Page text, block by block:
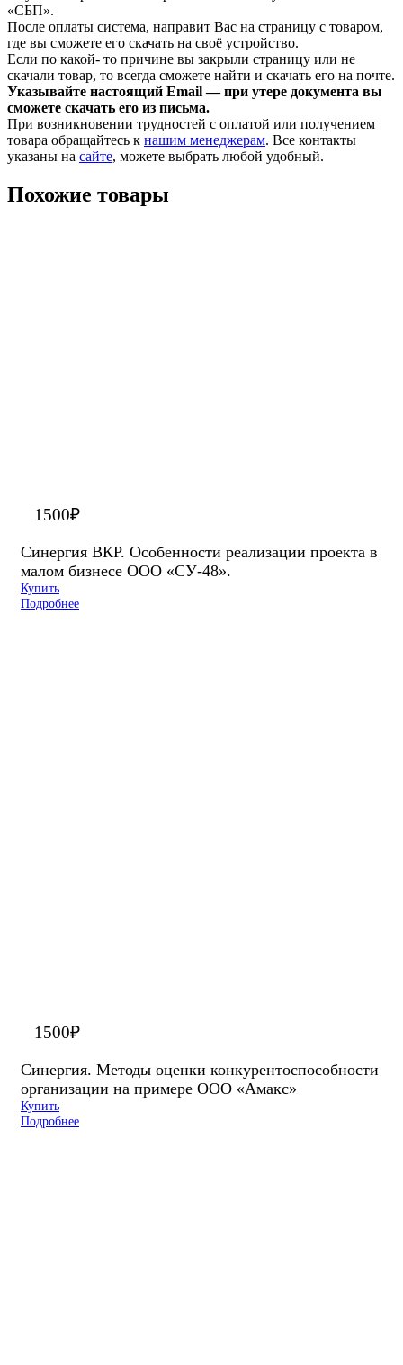
«СБП».
После оплаты система, направит Вас на страницу с товаром,
где вы сможете его скачать на своё устройство.
Если по какой- то причине вы закрыли страницу или не
скачали товар, то всегда сможете найти и скачать его на почте.
Указывайте настоящий Email — при утере документа вы
сможете скачать его из письма.
При возникновении трудностей с оплатой или получением
товара обращайтесь к нашим менеджерам. Все контакты
указаны на сайте, можете выбрать любой удобный.
Похожие товары
1500₽
Синергия ВКР. Особенности реализации проекта в
малом бизнесе ООО «СУ-48».
Купить
Подробнее
1500₽
Синергия. Методы оценки конкурентоспособности
организации на примере ООО «Амакс»
Купить
Подробнее